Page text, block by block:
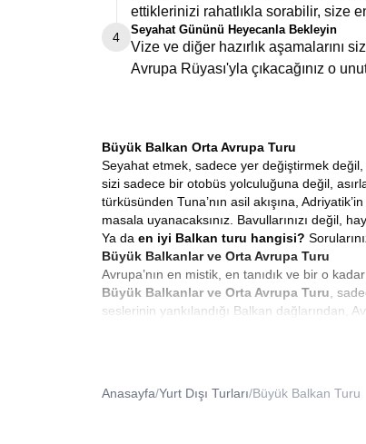
ettiklerinizi rahatlıkla sorabilir, size
4
Seyahat Gününü Heyecanla Bekleyin
Vize ve diğer hazırlık aşamalarını
Avrupa Rüyası'yla çıkacağınız o
Büyük Balkan Orta Avrupa Turu
Seyahat etmek, sadece yer değiştirmek değil,
sizi sadece bir otobüs yolculuğuna değil,
türküsünden Tuna’nın asil akışına,
masala uyanacaksınız. Bavullarınızı değil,
Ya da en iyi Balkan turu hangisi?
Büyük Balkanlar ve Orta Avrupa Turu
Avrupa’nın en mistik, en tanıdık ve bir o
Büyük Balkanlar ve Orta Avrupa Turu ,
seslerinin yankılandığı Balkan dağlarından,
Modern hayatın koşturmacası içinde
olun. Sekiz güne sığdırdığımız bu serüven,
Anasayfa/Yurt Dışı Turları/Büyük Balkan Turu